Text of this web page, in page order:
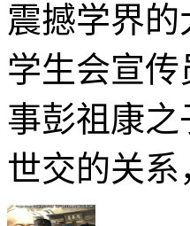
震撼学界
学生会宣
事彭祖康
世交的关系